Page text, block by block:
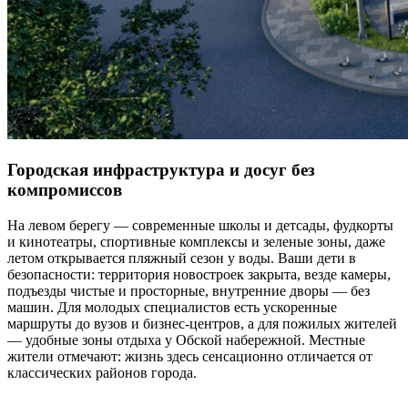
Городская инфраструктура и досуг без
компромиссов
На левом берегу — современные школы и детсады, фудкорты
и кинотеатры, спортивные комплексы и зеленые зоны, даже
летом открывается пляжный сезон у воды. Ваши дети в
безопасности: территория новостроек закрыта, везде камеры,
подъезды чистые и просторные, внутренние дворы — без
машин. Для молодых специалистов есть ускоренные
маршруты до вузов и бизнес-центров, а для пожилых жителей
— удобные зоны отдыха у Обской набережной. Местные
жители отмечают: жизнь здесь сенсационно отличается от
классических районов города.